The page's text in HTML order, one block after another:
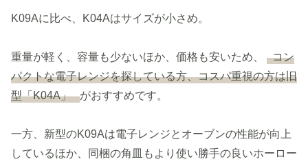
K09Aに比べ、K04Aはサイズが小さめ。
重量が軽く、容量も少ないほか、価格も安いため、
コン
パクトな電子レンジを探している方、コスパ重視の方は旧
型「K04A」 がおすすめです。
一方、新型のK09Aは電子レンジとオーブンの性能が向上
しているほか、同梱の角皿もより使い勝手の良いホーロー